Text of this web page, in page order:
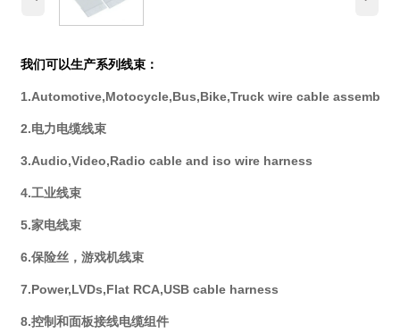
我们可以生产系列线束：
1.Automotive,Motocycle,Bus,Bike,Truck wire cable assembly
2.电力电缆线束
3.Audio,Video,Radio cable and iso wire harness
4.工业线束
5.家电线束
6.保险丝，游戏机线束
7.Power,LVDs,Flat RCA,USB cable harness
8.控制和面板接线电缆组件